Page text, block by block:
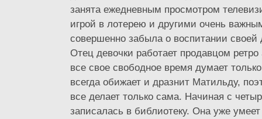
занята ежедневным просмотром
игрой в лотерею и другими очень
совершенно забыла о воспитании
Отец девочки работает продавцом
все свое свободное время думает
всегда обижает и дразнит Матильду,
все делает только сама. Начиная с
записалась в библиотеку. Она уже